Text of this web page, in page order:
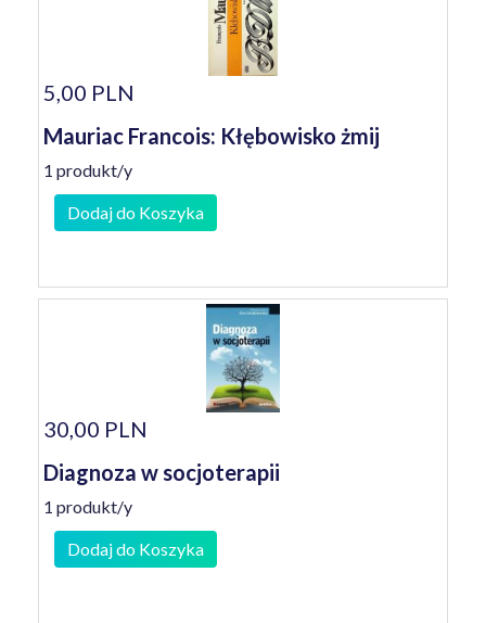
5,00 PLN
Mauriac Francois: Kłębowisko żmij
1 produkt/y
Dodaj do Koszyka
30,00 PLN
Diagnoza w socjoterapii
1 produkt/y
Dodaj do Koszyka